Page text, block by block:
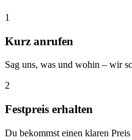
1
Kurz anrufen
Sag uns, was und wohin – wir
2
Festpreis erhalten
Du bekommst einen klaren